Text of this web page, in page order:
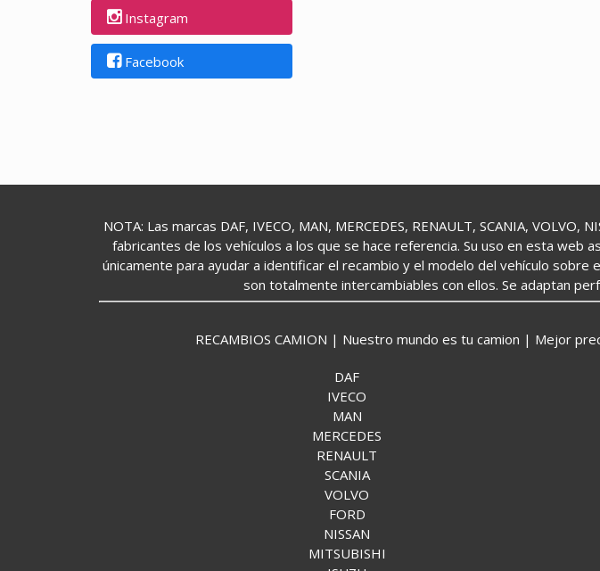
Instagram
Facebook
NOTA: Las marcas DAF, IVECO, MAN, MERCEDES, RENAULT, SCANIA,
fabricantes de los vehículos a los que se hace referencia. Su uso en esta web
únicamente para ayudar a identificar el recambio y el modelo del vehículo
son totalmente intercambiables con ellos. Se adaptan
RECAMBIOS CAMION | Nuestro mundo es tu camion | Mejor
DAF
IVECO
MAN
MERCEDES
RENAULT
SCANIA
VOLVO
FORD
NISSAN
MITSUBISHI